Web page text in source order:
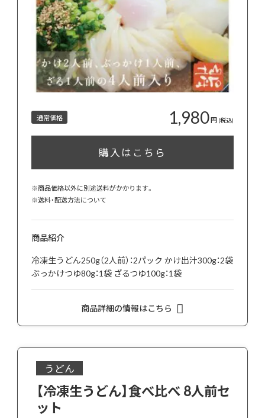
通常価格 1,980円 (税込)
購入はこちら
※商品価格以外に別途送料がかかります。
※送料・配送方法について
商品紹介
冷凍生うどん250g（2人前）：2パック かけ出汁300g：2袋
ぶっかけつゆ80g：1袋 ざるつゆ100g：1袋
商品詳細の情報はこちら
うどん
【冷凍生うどん】食べ比べ 8人前セ
ット